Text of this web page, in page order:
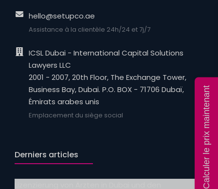
hello@setupco.ae
Assistance à la clientèle 24h/24 et 7j/7
ICSL Dubai - International Capital Solutions
Lawyers LLC
2001 - 2007, 20th Floor, The Exchange Tower,
Business Bay, Dubai. P.O. BOX - 71706 Dubaï,
Émirats arabes unis
Emplacement du siège social
Derniers articles Calculer le prix maintenant